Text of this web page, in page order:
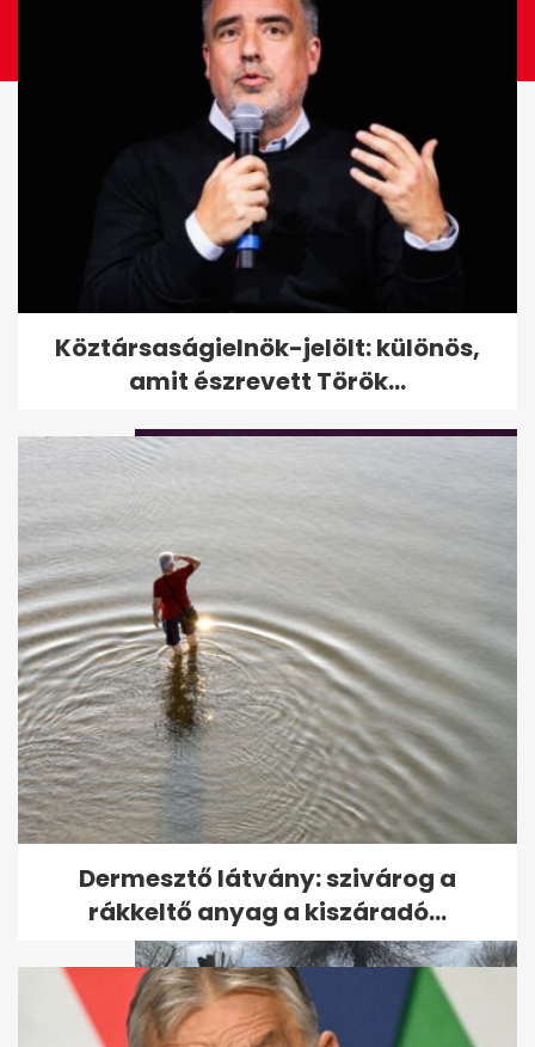
Szandi fellépés nélkül távozott
a segélykoncertről - Az...
Videón a sarki fény a
Balatonnál
Köztársaságielnök-jelölt: különös,
amit észrevett Török...
Dermesztő látvány: szivárog a
rákkeltő anyag a kiszáradó...